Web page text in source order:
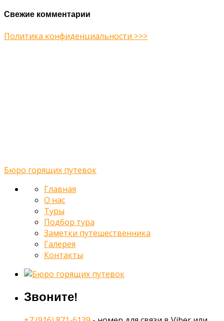
Свежие комментарии
Политика конфиденциальности >>>
Бюро горящих путевок
Главная
О нас
Туры
Подбор тура
Заметки путешественника
Галерея
Контакты
Звоните!